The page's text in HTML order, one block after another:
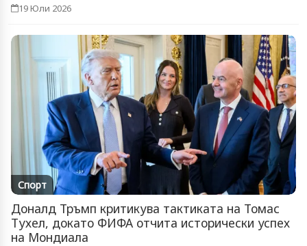
19 Юли 2026
Спорт
Доналд Тръмп критикува тактиката на Томас
Тухел, докато ФИФА отчита исторически успех
на Мондиала